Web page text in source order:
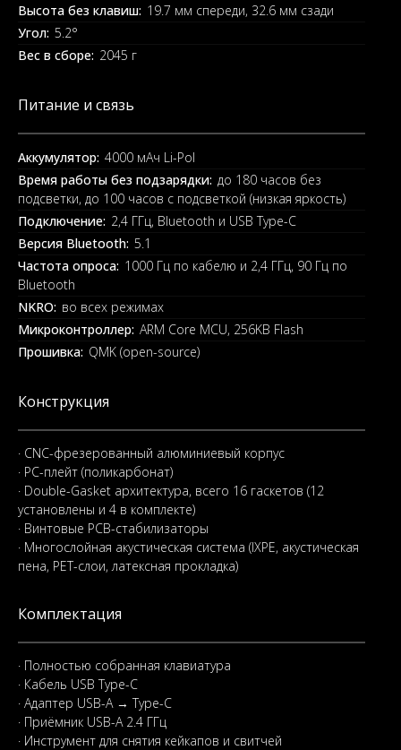
Высота без клавиш: 19.7 мм спереди, 32.6 мм сзади
Угол: 5.2°
Вес в сборе: 2045 г
Питание и связь
Аккумулятор: 4000 мАч Li-Pol
Время работы без подзарядки: до 180 часов без
подсветки, до 100 часов с подсветкой (низкая яркость)
Подключение: 2,4 ГГц, Bluetooth и USB Type-C
Версия Bluetooth: 5.1
Частота опроса: 1000 Гц по кабелю и 2,4 ГГц, 90 Гц по
Bluetooth
NKRO: во всех режимах
Микроконтроллер: ARM Core MCU, 256KB Flash
Прошивка: QMK (open-source)
Конструкция
· CNC-фрезерованный алюминиевый корпус
· PC-плейт (поликарбонат)
· Double-Gasket архитектура, всего 16 гаскетов (12
установлены и 4 в комплекте)
· Винтовые PCB-стабилизаторы
· Многослойная акустическая система (IXPE, акустическая
пена, PET-слои, латексная прокладка)
Комплектация
· Полностью собранная клавиатура
· Кабель USB Type-C
· Адаптер USB-A → Type-C
· Приёмник USB-A 2.4 ГГц
· Инструмент для снятия кейкапов и свитчей